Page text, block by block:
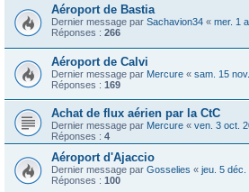
Aéroport de Bastia
Dernier message par Sachavion34 « mer. 1
Réponses : 266
Aéroport de Calvi
Dernier message par Mercure « sam. 15
Réponses : 169
Achat de flux aérien par la CtC
Dernier message par Mercure « ven. 3 oct.
Réponses : 4
Aéroport d'Ajaccio
Dernier message par Gosselies « jeu. 5 déc.
Réponses : 100